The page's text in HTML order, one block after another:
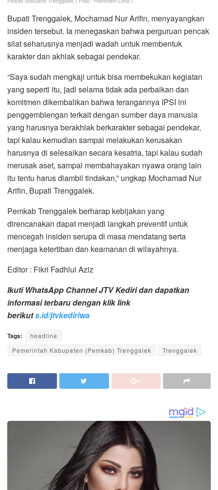
Bupati Trenggalek, Mochamad Nur Arifin, menyayangkan
insiden tersebut. Ia menegaskan bahwa perguruan pencak
silat seharusnya menjadi wadah untuk membentuk
karakter dan akhlak sebagai pendekar.
“Saya sudah mengkaji untuk bisa membekukan kegiatan
yang seperti itu, jadi selama tidak ada perbaikan dan
komitmen dikembalikan bahwa terangannya IPSI ini
penggemblengan terkait dengan sumber daya manusia
yang harusnya berakhlak berkarakter sebagai pendekar,
tapi kalau kemudian sampai melakukan kerusakan
harusnya di selesaikan secara kesatria, tapi kalau sudah
merusak aset, sampai membahayakan nyawa orang lain
itu tentu harus diambil tindakan,” ungkap Mochamad Nur
Arifin, Bupati Trenggalek.
Pemkab Trenggalek berharap kebijakan yang
direncanakan dapat menjadi langkah preventif untuk
mencegah insiden serupa di masa mendatang serta
menjaga ketertiban dan keamanan di wilayahnya.
Editor : Fikri Fadhlul Aziz
Ikuti WhatsApp Channel JTV Kediri dan dapatkan
informasi terbaru dengan klik link
berikuts.id/jtvkediriwa
Tags:
headline
Pemerintah Kabupaten (Pemkab) Trenggalek
Trenggalek